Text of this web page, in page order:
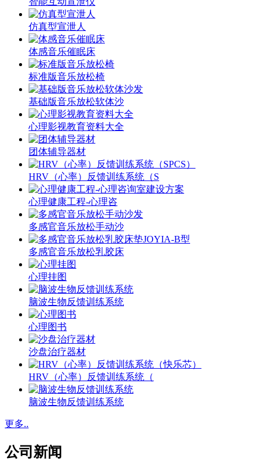
仿真型宣泄人
体感音乐催眠床
标准版音乐放松椅
基础版音乐放松软体沙
心理影视教育资料大全
团体辅导器材
HRV（心率）反馈训练系统（S
心理健康工程-心理咨
多感官音乐放松手动沙
多感官音乐放松乳胶床
心理挂图
脑波生物反馈训练系统
心理图书
沙盘治疗器材
HRV（心率）反馈训练系统（
脑波生物反馈训练系统
更多..
公司新闻